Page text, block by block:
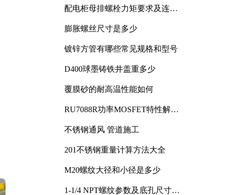
配电柜母排螺栓力矩要求及连接
膨胀螺丝尺寸是多少
镀锌方管有哪些常见规格和型号
D400球墨铸铁井盖重多少
覆膜砂的耐高温性能如何
RU7088R功率MOSFET特性解析
不锈钢通风 管道施工
201不锈钢重量计算方法大全
M20螺纹大径和小径是多少
1-1/4 NPT螺纹参数及底孔尺寸详